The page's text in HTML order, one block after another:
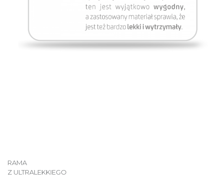
RAMA
Z ULTRALEKKIEGO